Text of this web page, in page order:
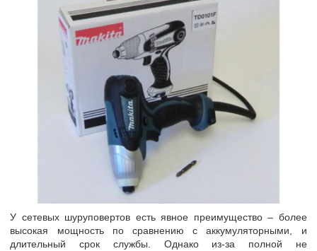
У сетевых шуруповертов есть явное преимущество – более
высокая мощность по сравнению с аккумуляторными, и
длительный срок службы. Однако из-за полной не